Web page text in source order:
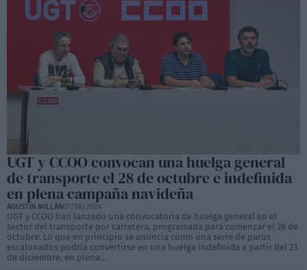
UGT y CCOO convocan una huelga general
de transporte el 28 de octubre e indefinida
en plena campaña navideña
AGUSTÍN MILLÁN07/10/2024
UGT y CCOO han lanzado una convocatoria de huelga general en el
sector del transporte por carretera, programada para comenzar el 28 de
octubre. Lo que en principio se anuncia como una serie de paros
escalonados podría convertirse en una huelga indefinida a partir del 23
de diciembre, en plena...